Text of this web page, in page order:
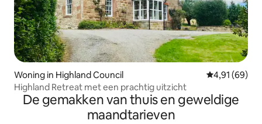
Woning in Highland Council Gemiddelde
4,91 (69)
Highland Retreat met een prachtig uitzicht
De gemakken van thuis en geweldige
maandtarieven